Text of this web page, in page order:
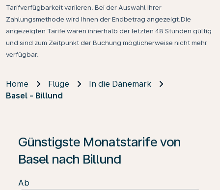
Tarifverfügbarkeit variieren. Bei der Auswahl Ihrer
Zahlungsmethode wird Ihnen der Endbetrag angezeigt.Die
angezeigten Tarife waren innerhalb der letzten 48 Stunden gültig
und sind zum Zeitpunkt der Buchung möglicherweise nicht mehr
verfügbar.
Home Flüge
In die Dänemark
Basel - Billund
Günstigste Monatstarife von
Basel nach Billund
Ab
Wenn keine Ergebnisse gefunden wurden, klicken